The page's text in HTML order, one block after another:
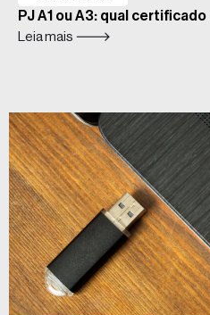
PJ A1 ou A3: qual
Leia mais 🡒